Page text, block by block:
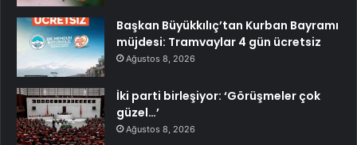
Başkan Büyükkılıç’tan Kurban Bayramı
müjdesi: Tramvaylar 4 gün ücretsiz
Ağustos 8, 2026
İki parti birleşiyor: ‘Görüşmeler çok
güzel…’
Ağustos 8, 2026